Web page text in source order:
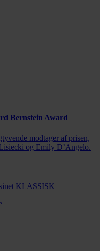
Bernstein Award
modtager af prisen,
og Emily D’Angelo.